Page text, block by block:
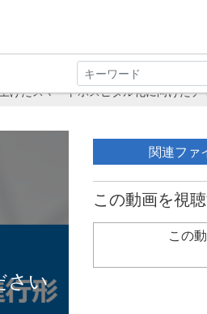
げたスマートホスピタル化に向けたチ
さい
関連ファ
この動画を視
この